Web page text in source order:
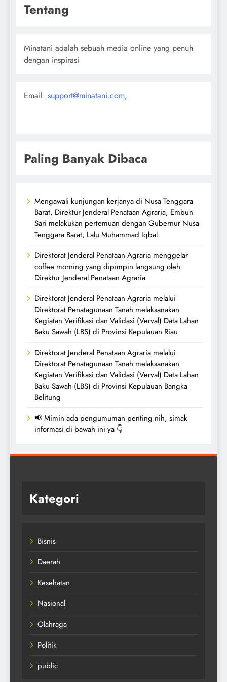
Tentang
Minatani adalah sebuah media online yang penuh
dengan inspirasi
Email: support@minatani.com,
Paling Banyak Dibaca
Mengawali kunjungan kerjanya di Nusa Tenggara
Barat, Direktur Jenderal Penataan Agraria, Embun
Sari melakukan pertemuan dengan Gubernur Nusa
Tenggara Barat, Lalu Muhammad Iqbal
Direktorat Jenderal Penataan Agraria menggelar
coffee morning yang dipimpin langsung oleh
Direktur Jenderal Penataan Agraria
Direktorat Jenderal Penataan Agraria melalui
Direktorat Penatagunaan Tanah melaksanakan
Kegiatan Verifikasi dan Validasi (Verval) Data Lahan
Baku Sawah (LBS) di Provinsi Kepulauan Riau
Direktorat Jenderal Penataan Agraria melalui
Direktorat Penatagunaan Tanah melaksanakan
Kegiatan Verifikasi dan Validasi (Verval) Data Lahan
Baku Sawah (LBS) di Provinsi Kepulauan Bangka
Belitung
📢 Mimin ada pengumuman penting nih, simak
informasi di bawah ini ya 👇
Kategori
Bisnis
Daerah
Kesehatan
Nasional
Olahraga
Politik
public